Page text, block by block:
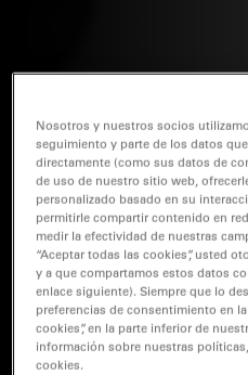
Nosotros y nuestros socios
seguimiento y parte de los datos
directamente (como sus datos de
de uso de nuestro sitio web,
personalizado basado en su
permitirle compartir contenido en
medir la efectividad de nuestras
“Aceptar todas las cookies”, usted
y a que compartamos estos datos
enlace siguiente). Siempre que lo
preferencias de consentimiento en
cookies”, en la parte inferior de
información sobre nuestras
cookies.